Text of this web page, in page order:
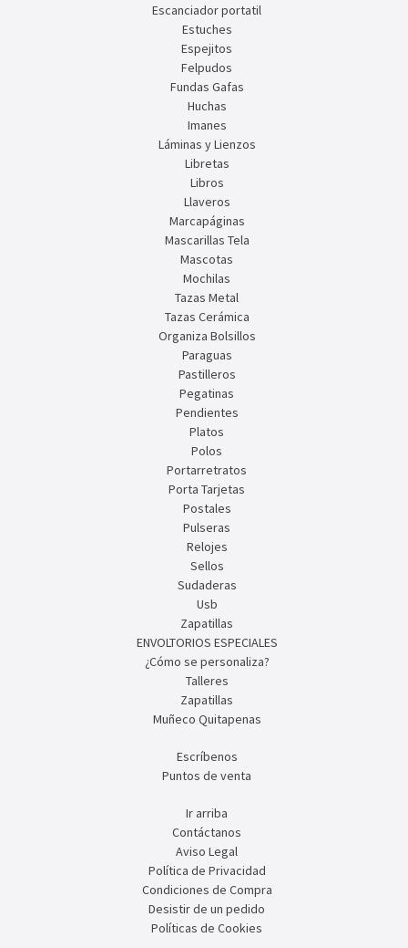
Escanciador portatil
Estuches
Espejitos
Felpudos
Fundas Gafas
Huchas
Imanes
Láminas y Lienzos
Libretas
Libros
Llaveros
Marcapáginas
Mascarillas Tela
Mascotas
Mochilas
Tazas Metal
Tazas Cerámica
Organiza Bolsillos
Paraguas
Pastilleros
Pegatinas
Pendientes
Platos
Polos
Portarretratos
Porta Tarjetas
Postales
Pulseras
Relojes
Sellos
Sudaderas
Usb
Zapatillas
ENVOLTORIOS ESPECIALES
¿Cómo se personaliza?
Talleres
Zapatillas
Muñeco Quitapenas
Escríbenos
Puntos de venta
Ir arriba
Contáctanos
Aviso Legal
Política de Privacidad
Condiciones de Compra
Desistir de un pedido
Políticas de Cookies